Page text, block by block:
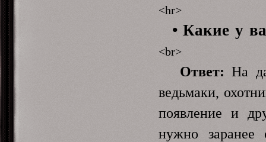
<hr>
• Какие у
<br>
Ответ: На
ведьмаки,
появление и
нужно заранее